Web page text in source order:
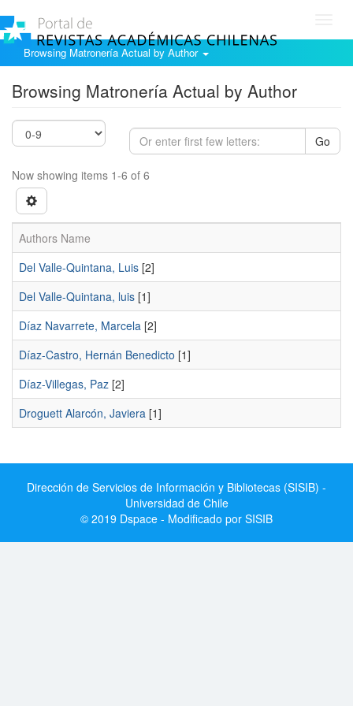
Browsing Matronería Actual by Author
Browsing Matronería Actual by Author
Go
Now showing items 1-6 of 6
Authors Name
Del Valle-Quintana, Luis [2]
Del Valle-Quintana, luis [1]
Díaz Navarrete, Marcela [2]
Díaz-Castro, Hernán Benedicto [1]
Díaz-Villegas, Paz [2]
Droguett Alarcón, Javiera [1]
Dirección de Servicios de Información y Bibliotecas (SISIB) -
Universidad de Chile
© 2019 Dspace - Modificado por SISIB